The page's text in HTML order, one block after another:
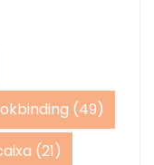
(49)
(21)